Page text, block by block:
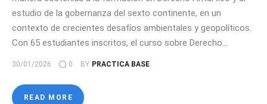
estudio de la gobernanza del sexto continente, en un
contexto de crecientes desafíos ambientales y geopolíticos.
Con 65 estudiantes inscritos, el curso sobre Derecho…
30/01/2026 0 BY PRACTICA BASE
READ MORE